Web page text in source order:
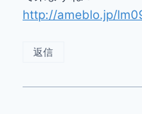
http://ameblo.jp/
返信